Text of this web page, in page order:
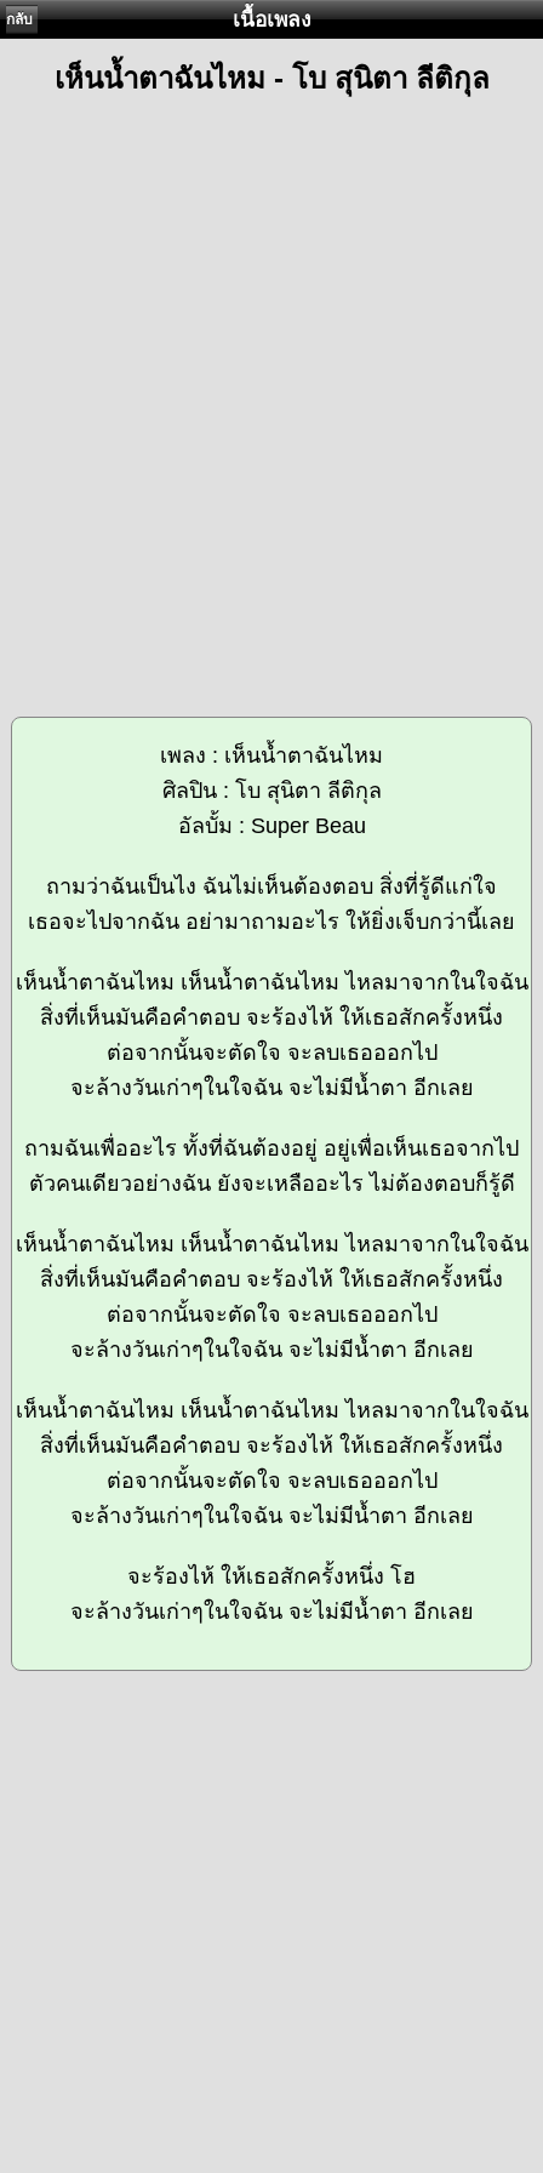
กลับ เนื้อเพลง
เห็นน้ำตาฉันไหม - โบ สุนิตา ลีติกุล
เพลง : เห็นน้ำตาฉันไหม
ศิลปิน : โบ สุนิตา ลีติกุล
อัลบั้ม : Super Beau
ถามว่าฉันเป็นไง ฉันไม่เห็นต้องตอบ สิ่งที่รู้ดีแก่ใจ
เธอจะไปจากฉัน อย่ามาถามอะไร ให้ยิ่งเจ็บกว่านี้เลย
เห็นน้ำตาฉันไหม เห็นน้ำตาฉันไหม ไหลมาจากในใจฉัน
สิ่งที่เห็นมันคือคำตอบ จะร้องไห้ ให้เธอสักครั้งหนึ่ง
ต่อจากนั้นจะตัดใจ จะลบเธอออกไป
จะล้างวันเก่าๆในใจฉัน จะไม่มีน้ำตา อีกเลย
ถามฉันเพื่ออะไร ทั้งที่ฉันต้องอยู่ อยู่เพื่อเห็นเธอจากไป
ตัวคนเดียวอย่างฉัน ยังจะเหลืออะไร ไม่ต้องตอบก็รู้ดี
เห็นน้ำตาฉันไหม เห็นน้ำตาฉันไหม ไหลมาจากในใจฉัน
สิ่งที่เห็นมันคือคำตอบ จะร้องไห้ ให้เธอสักครั้งหนึ่ง
ต่อจากนั้นจะตัดใจ จะลบเธอออกไป
จะล้างวันเก่าๆในใจฉัน จะไม่มีน้ำตา อีกเลย
เห็นน้ำตาฉันไหม เห็นน้ำตาฉันไหม ไหลมาจากในใจฉัน
สิ่งที่เห็นมันคือคำตอบ จะร้องไห้ ให้เธอสักครั้งหนึ่ง
ต่อจากนั้นจะตัดใจ จะลบเธอออกไป
จะล้างวันเก่าๆในใจฉัน จะไม่มีน้ำตา อีกเลย
จะร้องไห้ ให้เธอสักครั้งหนึ่ง โฮ
จะล้างวันเก่าๆในใจฉัน จะไม่มีน้ำตา อีกเลย